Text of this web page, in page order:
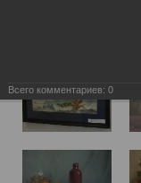
Всего комментариев: 0